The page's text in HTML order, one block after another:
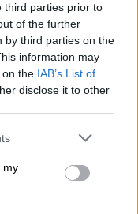
third parties prior to
of the further
by third parties on the
information may
on the IAB’s List of
disclose it to other
or more Google
You may click to
third-party tags to
in below Google
my
εκπλήξεων
-
ο
νίκη επί της